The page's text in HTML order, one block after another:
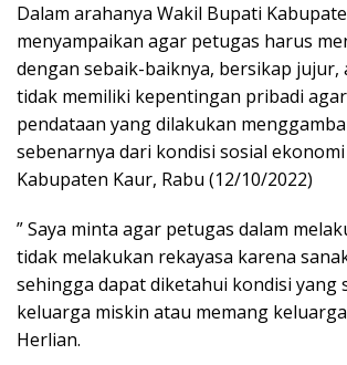
Dalam arahanya Wakil Bupati
menyampaikan agar petugas harus
dengan sebaik-baiknya, bersikap jujur,
tidak memiliki kepentingan pribadi
pendataan yang dilakukan
sebenarnya dari kondisi sosial
Kabupaten Kaur, Rabu (12/10/2022)
” Saya minta agar petugas dalam
tidak melakukan rekayasa karena
sehingga dapat diketahui kondisi yang
keluarga miskin atau memang
Herlian.